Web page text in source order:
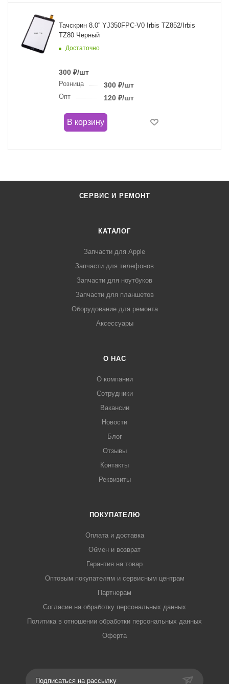
Тачскрин 8.0'' YJ350FPC-V0 Irbis TZ852/Irbis
TZ80 Черный
Достаточно
300 ₽/шт
Розница 300₽/шт
Опт 120₽/шт
В корзину
СЕРВИС И РЕМОНТ
КАТАЛОГ
Запчасти для Apple
Запчасти для телефонов
Запчасти для ноутбуков
Запчасти для планшетов
Оборудование для ремонта
Аксессуары
О НАС
О компании
Сотрудники
Вакансии
Новости
Блог
Отзывы
Контакты
Реквизиты
ПОКУПАТЕЛЮ
Оплата и доставка
Обмен и возврат
Гарантия на товар
Оптовым покупателям и сервисным центрам
Партнерам
Согласие на обработку персональных данных
Политика в отношении обработки персональных данных
Оферта
Подписаться на рассылку